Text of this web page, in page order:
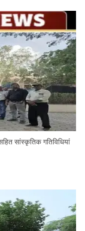
सांस्कृतिक गतिविधियां